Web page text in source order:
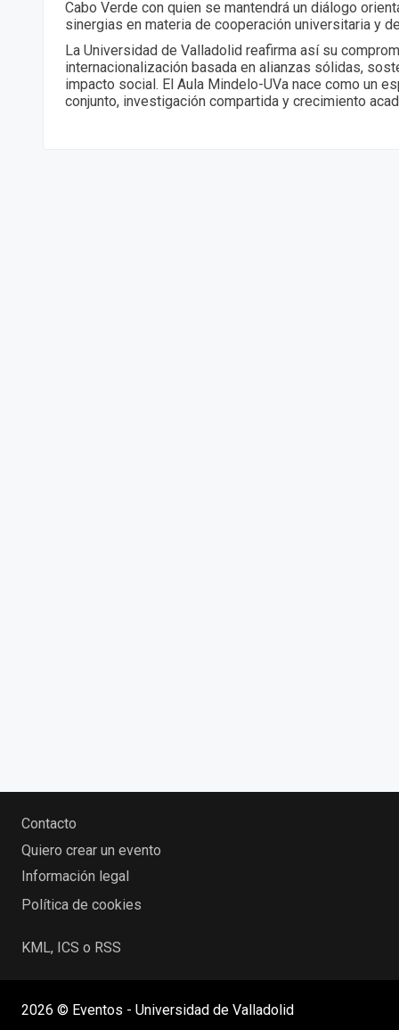
Cabo Verde con quien se mantendrá un diálogo
sinergias en materia de cooperación universitaria y
La Universidad de Valladolid reafirma así su
internacionalización basada en alianzas sólidas,
impacto social. El Aula Mindelo-UVa nace como un
conjunto, investigación compartida y crecimiento
Contacto
Quiero crear un evento
Información legal
Política de cookies
KML, ICS o RSS
2026 © Eventos - Universidad de Valladolid